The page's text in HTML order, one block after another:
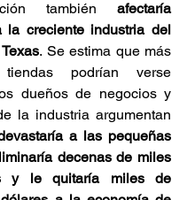
también afectaría
la creciente industria del
. Se estima que más
podrían verse
dueños de negocios y
la industria argumentan
a las pequeñas
decenas de miles
y le quitaría miles de